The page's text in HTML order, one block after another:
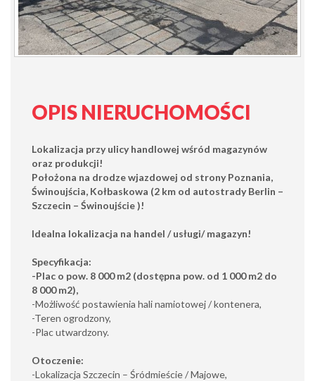
OPIS NIERUCHOMOŚCI
Lokalizacja przy ulicy handlowej wśród magazynów
oraz produkcji!
Położona na drodze wjazdowej od strony Poznania,
Świnoujścia, Kołbaskowa (2 km od autostrady Berlin –
Szczecin – Świnoujście )!
Idealna lokalizacja na handel / usługi/ magazyn!
Specyfikacja:
-Plac o pow. 8 000 m2 (dostępna pow. od 1 000 m2 do
8 000 m2),
-Możliwość postawienia hali namiotowej / kontenera,
-Teren ogrodzony,
-Plac utwardzony.
Otoczenie:
-Lokalizacja Szczecin – Śródmieście / Majowe,